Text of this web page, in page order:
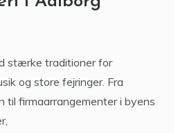
stærke traditioner for
og store fejringer. Fra
til firmaarrangementer i byens